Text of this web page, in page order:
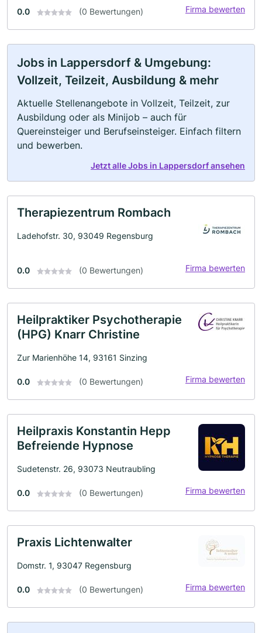
0.0 (0 Bewertungen) Firma bewerten
Jobs in Lappersdorf & Umgebung:
Vollzeit, Teilzeit, Ausbildung & mehr
Aktuelle Stellenangebote in Vollzeit, Teilzeit, zur
Ausbildung oder als Minijob – auch für
Quereinsteiger und Berufseinsteiger. Einfach filtern
und bewerben.
Jetzt alle Jobs in Lappersdorf ansehen
Therapiezentrum Rombach
Ladehofstr. 30, 93049 Regensburg
0.0 (0 Bewertungen) Firma bewerten
Heilpraktiker Psychotherapie
(HPG) Knarr Christine
Zur Marienhöhe 14, 93161 Sinzing
0.0 (0 Bewertungen) Firma bewerten
Heilpraxis Konstantin Hepp
Befreiende Hypnose
Sudetenstr. 26, 93073 Neutraubling
0.0 (0 Bewertungen) Firma bewerten
Praxis Lichtenwalter
Domstr. 1, 93047 Regensburg
0.0 (0 Bewertungen) Firma bewerten